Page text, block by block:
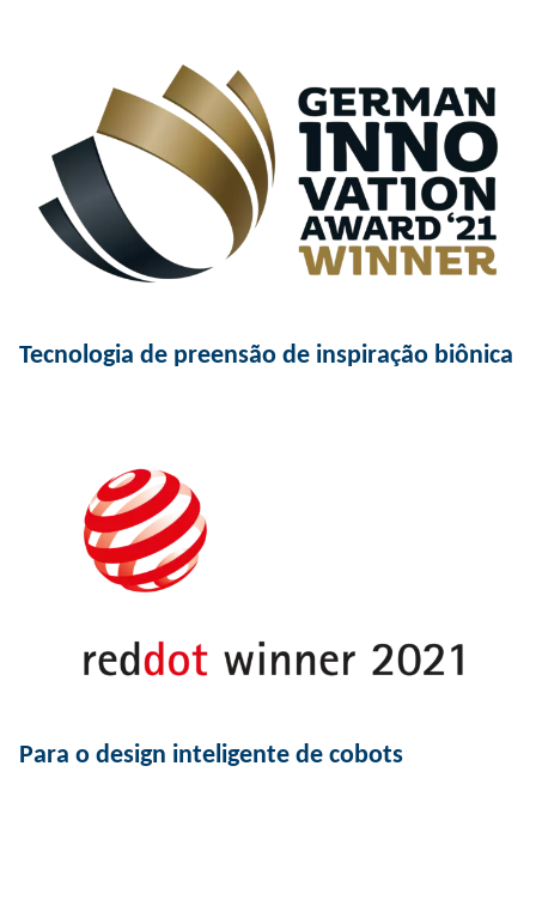
Tecnologia de preensão de inspiração biônica
Para o design inteligente de cobots